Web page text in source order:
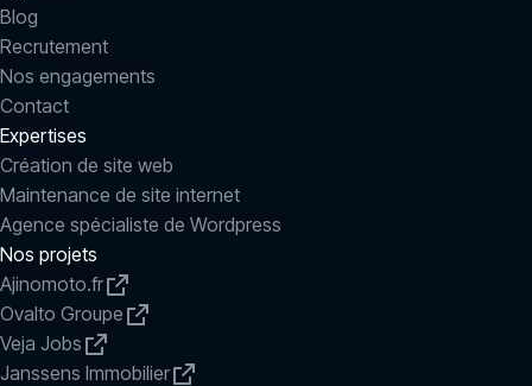
Blog
Recrutement
Nos engagements
Contact
Expertises
Création de site web
Maintenance de site internet
Agence spécialiste de Wordpress
Nos projets
Ajinomoto.fr
Ovalto Groupe
Veja Jobs
Janssens Immobilier